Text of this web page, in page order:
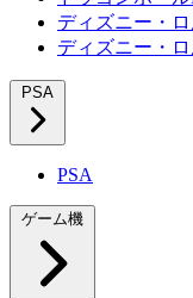
ディズニー・
ディズニー・
PSA
PSA
ゲーム機